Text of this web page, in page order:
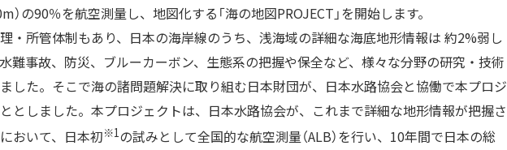
）の90％を航空測量し、地図化する「海の地図PROJECT」を開始します。
・所管体制もあり、日本の海岸線のうち、浅海域の詳細な海底地形情報は 約2%弱し
難事故、防災、ブルーカーボン、生態系の把握や保全など、様々な分野の研究・技術
した。そこで海の諸問題解決に取り組む日本財団が、日本水路協会と協働で本プロジ
としました。本プロジェクトは、日本水路協会が、これまで詳細な地形情報が把握さ
おいて、日本初※1の試みとして全国的な航空測量（ALB）を行い、10年間で日本の総